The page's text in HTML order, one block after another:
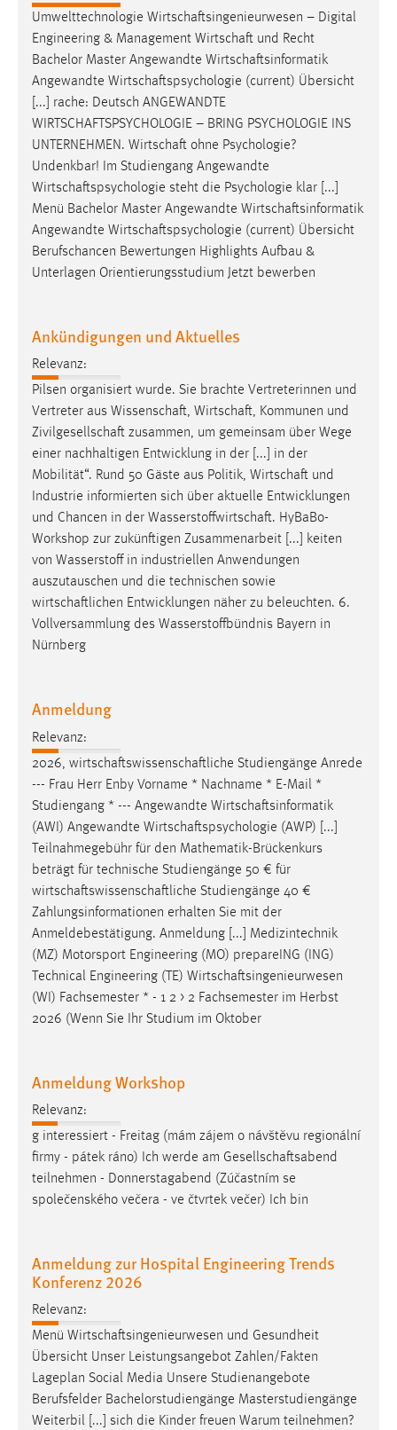
Umwelttechnologie Wirtschaftsingenieurwesen – Digital
Engineering & Management Wirtschaft und Recht
Bachelor Master Angewandte Wirtschaftsinformatik
Angewandte Wirtschaftspsychologie (current) Übersicht
[...] rache: Deutsch ANGEWANDTE
WIRTSCHAFTSPSYCHOLOGIE – BRING PSYCHOLOGIE INS
UNTERNEHMEN. Wirtschaft ohne Psychologie?
Undenkbar! Im Studiengang Angewandte
Wirtschaftspsychologie steht die Psychologie klar [...]
Menü Bachelor Master Angewandte Wirtschaftsinformatik
Angewandte Wirtschaftspsychologie (current) Übersicht
Berufschancen Bewertungen Highlights Aufbau &
Unterlagen Orientierungsstudium Jetzt bewerben
Ankündigungen und Aktuelles
Relevanz:
Pilsen organisiert wurde. Sie brachte Vertreterinnen und
Vertreter aus Wissenschaft, Wirtschaft, Kommunen und
Zivilgesellschaft zusammen, um gemeinsam über Wege
einer nachhaltigen Entwicklung in der [...] in der
Mobilität“. Rund 50 Gäste aus Politik, Wirtschaft und
Industrie informierten sich über aktuelle Entwicklungen
und Chancen in der Wasserstoffwirtschaft. HyBaBo-
Workshop zur zukünftigen Zusammenarbeit [...] keiten
von Wasserstoff in industriellen Anwendungen
auszutauschen und die technischen sowie
wirtschaftlichen Entwicklungen näher zu beleuchten. 6.
Vollversammlung des Wasserstoffbündnis Bayern in
Nürnberg
Anmeldung
Relevanz:
2026, wirtschaftswissenschaftliche Studiengänge Anrede
--- Frau Herr Enby Vorname * Nachname * E-Mail *
Studiengang * --- Angewandte Wirtschaftsinformatik
(AWI) Angewandte Wirtschaftspsychologie (AWP) [...]
Teilnahmegebühr für den Mathematik-Brückenkurs
beträgt für technische Studiengänge 50 € für
wirtschaftswissenschaftliche Studiengänge 40 €
Zahlungsinformationen erhalten Sie mit der
Anmeldebestätigung. Anmeldung [...] Medizintechnik
(MZ) Motorsport Engineering (MO) prepareING (ING)
Technical Engineering (TE) Wirtschaftsingenieurwesen
(WI) Fachsemester * - 1 2 > 2 Fachsemester im Herbst
2026 (Wenn Sie Ihr Studium im Oktober
Anmeldung Workshop
Relevanz:
g interessiert - Freitag (mám zájem o návštěvu regionální
firmy - pátek ráno) Ich werde am Gesellschaftsabend
teilnehmen - Donnerstagabend (Zúčastním se
společenského večera - ve čtvrtek večer) Ich bin
Anmeldung zur Hospital Engineering Trends
Konferenz 2026
Relevanz:
Menü Wirtschaftsingenieurwesen und Gesundheit
Übersicht Unser Leistungsangebot Zahlen/Fakten
Lageplan Social Media Unsere Studienangebote
Berufsfelder Bachelorstudiengänge Masterstudiengänge
Weiterbil [...] sich die Kinder freuen Warum teilnehmen?
Conversion-Tracking
Cookie Laufzeit:
Facebook Pixel
Name:
Anbieter:
Facebook
Zweck:
Conversion-Tracking
3 Monate
EXTERNE MEDIEN
Um Inhalte von Videoplattformen und Social Media
Plattformen anzeigen zu können, werden von diesen
externen Medien Cookies gesetzt.
YouTube
Vimeo